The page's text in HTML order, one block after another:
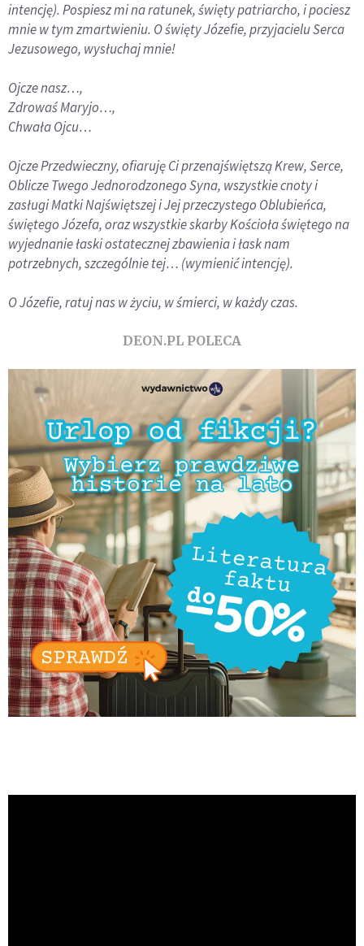
intencję). Pospiesz mi na ratunek, święty patriarcho, i pociesz
mnie w tym zmartwieniu. O święty Józefie, przyjacielu Serca
Jezusowego, wysłuchaj mnie!
Ojcze nasz…,
Zdrowaś Maryjo…,
Chwała Ojcu…
Ojcze Przedwieczny, ofiaruję Ci przenajświętszą Krew, Serce,
Oblicze Twego Jednorodzonego Syna, wszystkie cnoty i
zasługi Matki Najświętszej i Jej przeczystego Oblubieńca,
świętego Józefa, oraz wszystkie skarby Kościoła świętego na
wyjednanie łaski ostatecznej zbawienia i łask nam
potrzebnych, szczególnie tej… (wymienić intencję).
O Józefie, ratuj nas w życiu, w śmierci, w każdy czas.
DEON.PL POLECA